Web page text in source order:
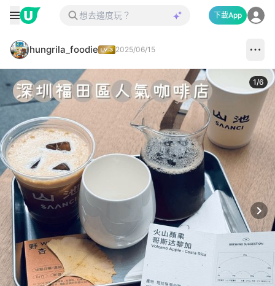
下載App
hungrila_foodie 2025/06/15
1/6